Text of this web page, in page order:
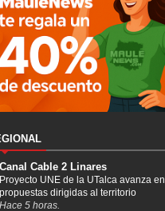
Canal Cable 2 Linares
Proyecto UNE de la UTalca avanza en
propuestas dirigidas al territorio
Hace 5 horas.